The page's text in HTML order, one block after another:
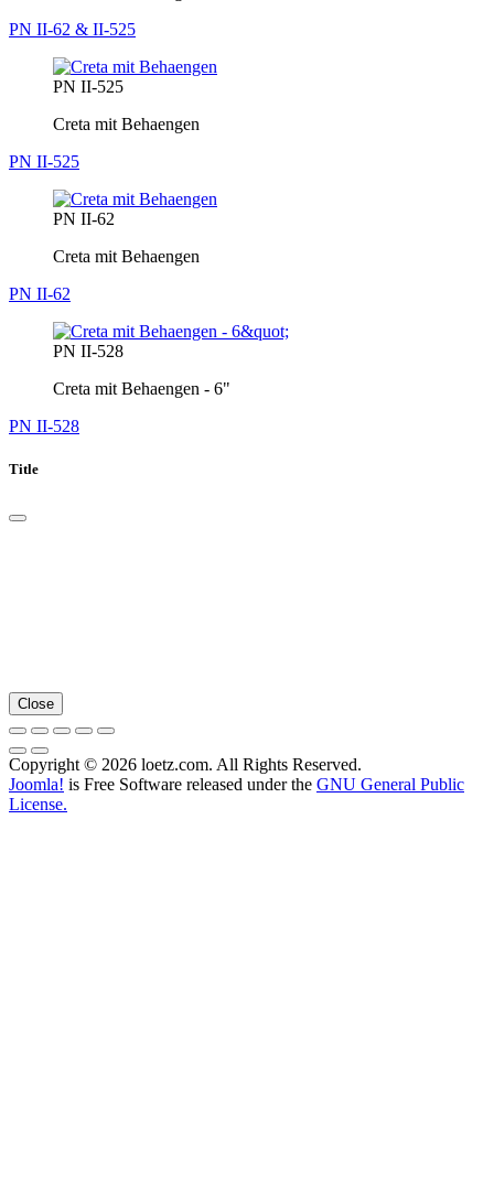
PN II-62 & II-525
PN II-525
Creta mit Behaengen
PN II-525
PN II-62
Creta mit Behaengen
PN II-62
PN II-528
Creta mit Behaengen - 6"
PN II-528
Title
Close
Copyright © 2026 loetz.com. All Rights Reserved.
Joomla! is Free Software released under the GNU General Public
License.